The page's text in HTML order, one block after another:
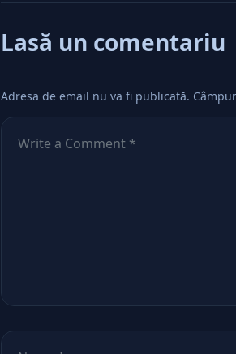
Lasă un comentariu
Adresa de email nu va fi publicată.